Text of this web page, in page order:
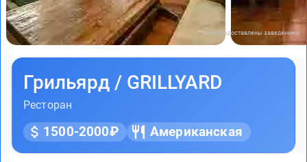
Фото предоставлены заведением
Грильярд / GRILLYARD
Ресторан
1500-2000₽ Американская